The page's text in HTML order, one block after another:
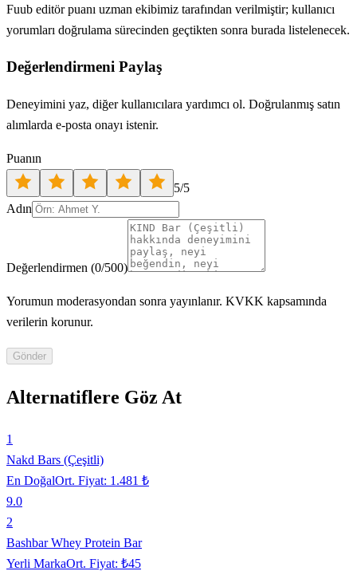
Fuub editör puanı uzman ekibimiz tarafından verilmiştir; kullanıcı
yorumları doğrulama sürecinden geçtikten sonra burada listelenecek.
Değerlendirmeni Paylaş
Deneyimini yaz, diğer kullanıcılara yardımcı ol. Doğrulanmış satın
alımlarda e-posta onayı istenir.
Puanın
5/5
Adın
Değerlendirmen (0/500)
Yorumun moderasyondan sonra yayınlanır. KVKK kapsamında
verilerin korunur.
Gönder
Alternatiflere Göz At
1
Nakd Bars (Çeşitli)
En DoğalOrt. Fiyat: 1.481 ₺
9.0
2
Bashbar Whey Protein Bar
Yerli MarkaOrt. Fiyat: ₺45